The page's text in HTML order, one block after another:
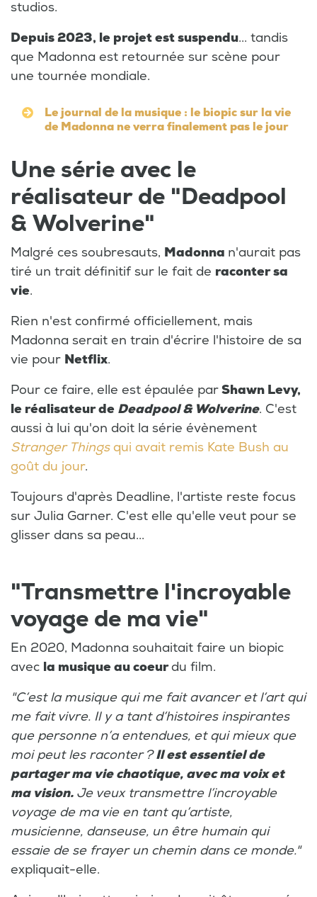
studios.
Depuis 2023, le projet est suspendu... tandis
que Madonna est retournée sur scène pour
une tournée mondiale.
Le journal de la musique : le biopic sur la vie
de Madonna ne verra finalement pas le jour
Une série avec le
réalisateur de "Deadpool
& Wolverine"
Malgré ces soubresauts, Madonna n'aurait pas
tiré un trait définitif sur le fait de raconter sa
vie.
Rien n'est confirmé officiellement, mais
Madonna serait en train d'écrire l'histoire de sa
vie pour Netflix.
Pour ce faire, elle est épaulée parShawn Levy,
le réalisateur de Deadpool & Wolverine. C'est
aussi à lui qu'on doit la série évènement
Stranger Thingsqui avait remis Kate Bush au
goût du jour.
Toujours d'après Deadline, l'artiste reste focus
sur Julia Garner. C'est elle qu'elle veut pour se
glisser dans sa peau...
"Transmettre l'incroyable
voyage de ma vie"
En 2020, Madonna souhaitait faire un biopic
avec la musique au coeurdu film.
"C’est la musique qui me fait avancer et l’art qui
me fait vivre. Il y a tant d’histoires inspirantes
que personne n’a entendues, et qui mieux que
moi peut les raconter ?Il est essentiel de
partager ma vie chaotique, avec ma voix et
ma vision. Je veux transmettre l’incroyable
voyage de ma vie en tant qu’artiste,
musicienne, danseuse, un être humain qui
essaie de se frayer un chemin dans ce monde."
expliquait-elle.